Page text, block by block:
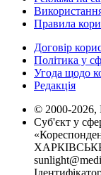
Правила
Договір
Політика у
Угода щодо
Редакція
© 2000-2026,
Суб'єкт у
ХАРКІВСЬКЕ